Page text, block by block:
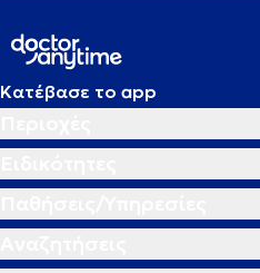
Κατέβασε το app